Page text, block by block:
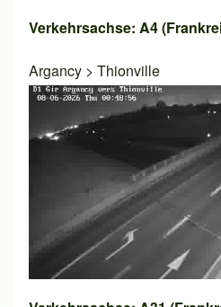
Verkehrsachse: A4
Argancy > Thionville